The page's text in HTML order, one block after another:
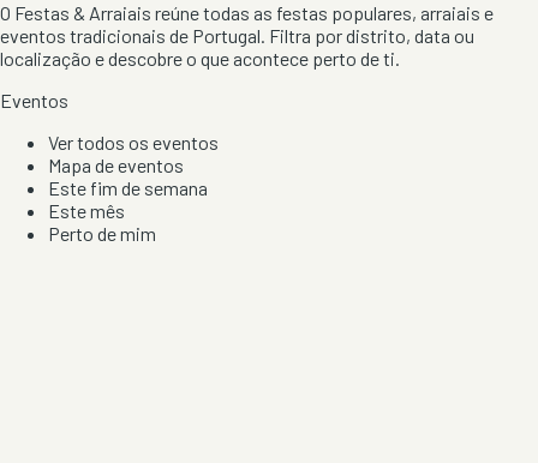
O Festas & Arraiais reúne todas as festas populares, arraiais e
eventos tradicionais de Portugal. Filtra por distrito, data ou
localização e descobre o que acontece perto de ti.
Eventos
Ver todos os eventos
Mapa de eventos
Este fim de semana
Este mês
Perto de mim